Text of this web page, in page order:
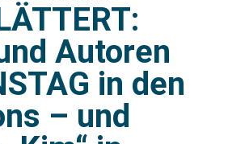
Autoren
in den
– und